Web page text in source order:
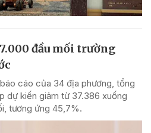
đầu mối trường
cáo của 34 địa phương, tổng
dự kiến giảm từ 37.386 xuống
tương ứng 45,7%.